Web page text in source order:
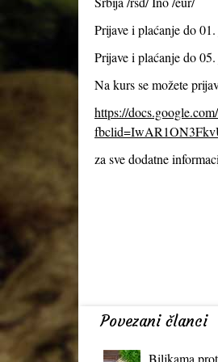
Prijave i plaćanje do
Prijave i plaćanje do
Na kurs se možete
https://
za sve dodatne
Povezani članci
Biljkama